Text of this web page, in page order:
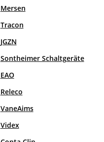
Mersen
Tracon
JGZN
Sontheimer Schaltgeräte
EAO
Releco
VaneAims
Videx